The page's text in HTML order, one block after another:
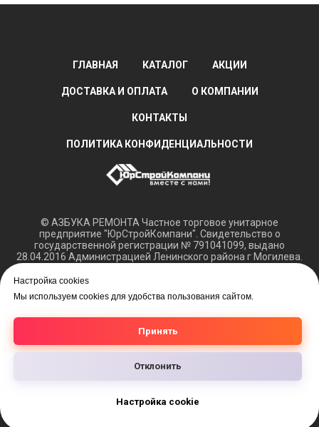
Настройка cookies
Мы используем cookies для удобства пользования сайтом.
Принять
Отклонить
Настройка cookie
ГЛАВНАЯ КАТАЛОГ АКЦИИ
ДОСТАВКА И ОПЛАТА О КОМПАНИИ
КОНТАКТЫ
ПОЛИТИКА КОНФИДЕНЦИАЛЬНОСТИ
© АЗБУКА РЕМОНТА Частное торговое унитарное
предприятие "ЮрСтройКомпани". Свидетельство о
государственной регистрации № 791041099, выдано
28.04.2016 Администрацией Ленинского района г Могилева.
Обращаем ваше внимание, что вся представленная
информация касающаяся технических характеристик,
офертой.